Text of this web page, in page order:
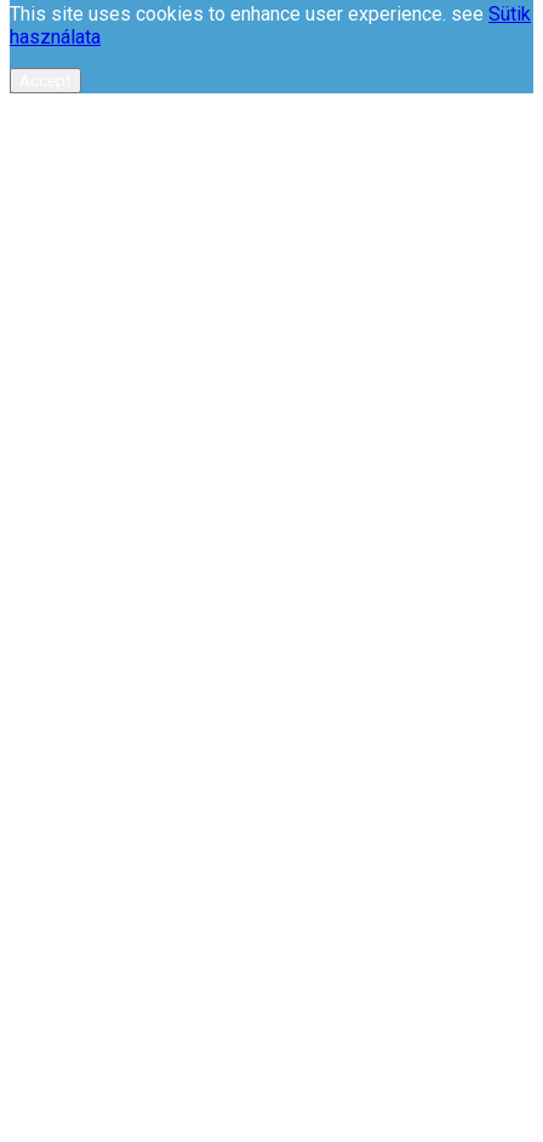
This site uses cookies to enhance user experience. see Sütik
használata